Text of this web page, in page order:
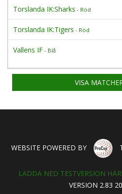
Torslanda IK:Sharks - Röd
Torslanda IK:Tigers - Röd
Vallens IF - Blå
VISA
WEBSITE POWERED BY
LADDA NED TESTVERSION HÄR!
VERSION 2.83